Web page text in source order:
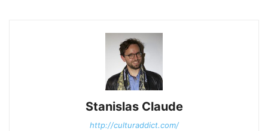
Stanislas Claude
http://culturaddict.com/